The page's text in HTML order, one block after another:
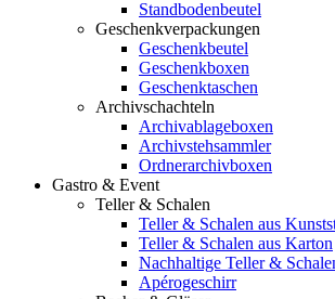
Standbodenbeutel
Geschenkverpackungen
Geschenkbeutel
Geschenkboxen
Geschenktaschen
Archivschachteln
Archivablageboxen
Archivstehsammler
Ordnerarchivboxen
Gastro & Event
Teller & Schalen
Teller & Schalen aus
Teller & Schalen aus Karton
Nachhaltige Teller &
Apérogeschirr